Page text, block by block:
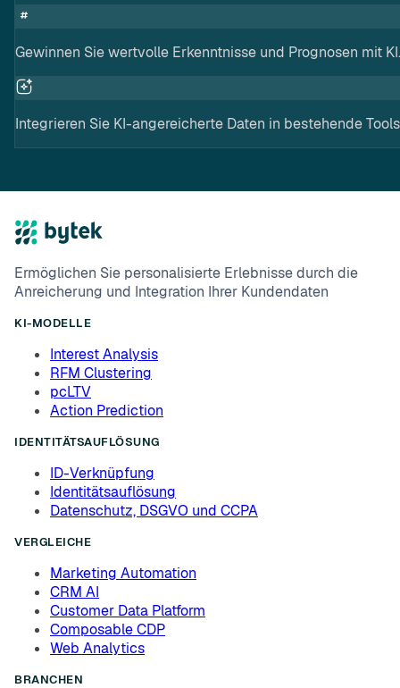
Gewinnen Sie wertvolle Erkenntnisse und Prognosen mit KI.
Integrieren Sie KI-angereicherte Daten in bestehende
Ermöglichen Sie personalisierte Erlebnisse durch die
Anreicherung und Integration Ihrer Kundendaten
KI-MODELLE
Interest Analysis
RFM Clustering
pcLTV
Action Prediction
IDENTITÄTSAUFLÖSUNG
ID-Verknüpfung
Identitätsauflösung
Datenschutz, DSGVO und CCPA
VERGLEICHE
Marketing Automation
CRM AI
Customer Data Platform
Composable CDP
Web Analytics
BRANCHEN